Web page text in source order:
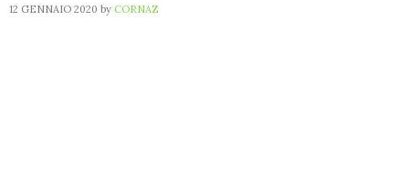
12 GENNAIO 2020 by CORNAZ